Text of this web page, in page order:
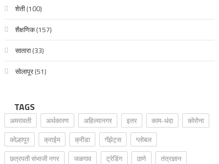
शेती(100)
शैक्षणिक(157)
सातारा(33)
सोलापूर(51)
TAGS
अमरावती अर्थकारण अहिल्यानगर इतर काम-धंदा
कोरोना
कोल्हापूर
क्राईम क्रीडा गॅझेट्स
ग्लोबल
छत्रपती संभाजी नगर
जळगाव ट्रेडिंग ठाणे
तंत्रज्ञान